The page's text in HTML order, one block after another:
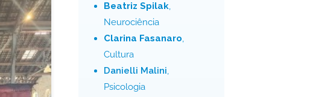
Beatriz Spilak,
Neurociência
Clarina Fasanaro,
Cultura
Danielli Malini,
Psicologia